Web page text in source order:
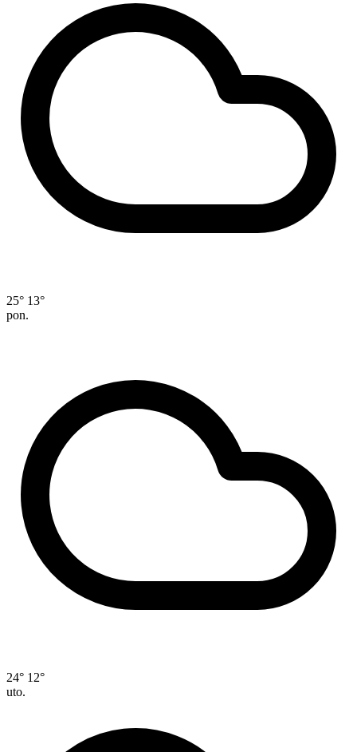
25° 13°
pon.
24° 12°
uto.